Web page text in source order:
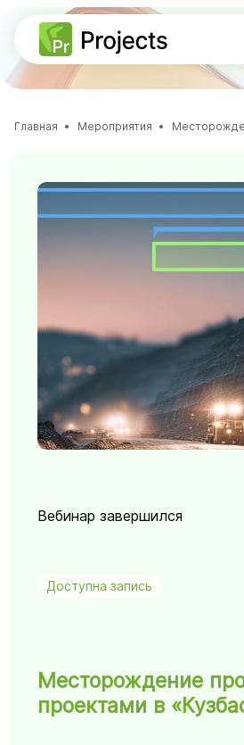
Главная Мероприятия
Вебинар завершился
Доступна запись
Месторождение
проектами в